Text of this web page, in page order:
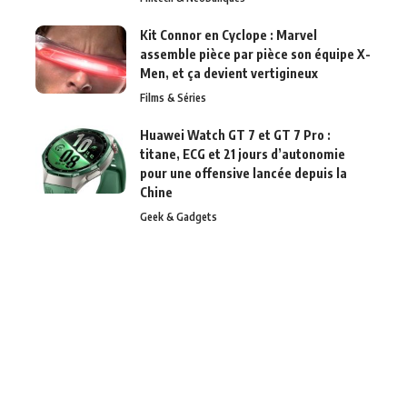
Kit Connor en Cyclope : Marvel
assemble pièce par pièce son équipe X-
Men, et ça devient vertigineux
Films & Séries
Huawei Watch GT 7 et GT 7 Pro :
titane, ECG et 21 jours d’autonomie
pour une offensive lancée depuis la
Chine
Geek & Gadgets